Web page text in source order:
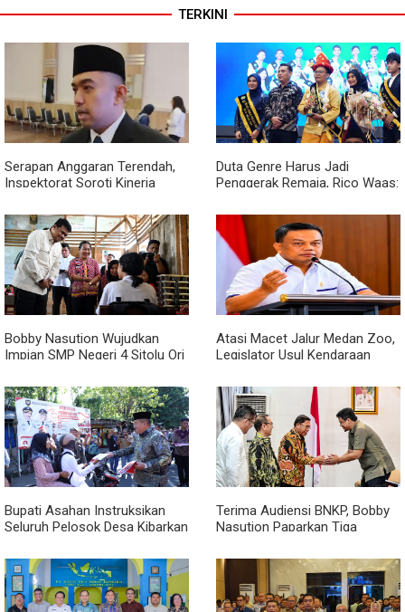
TERKINI
Serapan Anggaran Terendah,
Inspektorat Soroti Kinerja
Duta Genre Harus Jadi
Penggerak Remaja, Rico Waas:
Acara
Bobby Nasution Wujudkan
Impian SMP Negeri 4 Sitolu Ori
Atasi Macet Jalur Medan Zoo,
Legislator Usul Kendaraan
Royal Sumatera
Bupati Asahan Instruksikan
Seluruh Pelosok Desa Kibarkan
Terima Audiensi BNKP, Bobby
Nasution Paparkan Tiga
Kepulauan Nias